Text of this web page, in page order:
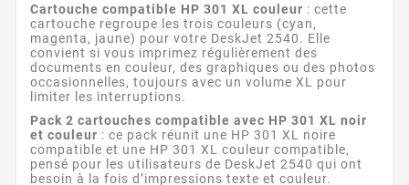
Cartouche compatible HP 301 XL couleur : cette
cartouche regroupe les trois couleurs (cyan,
magenta, jaune) pour votre DeskJet 2540. Elle
convient si vous imprimez régulièrement des
documents en couleur, des graphiques ou des photos
occasionnelles, toujours avec un volume XL pour
limiter les interruptions.
Pack 2 cartouches compatible avec HP 301 XL noir
et couleur : ce pack réunit une HP 301 XL noire
compatible et une HP 301 XL couleur compatible,
pensé pour les utilisateurs de DeskJet 2540 qui ont
besoin à la fois d’impressions texte et couleur.